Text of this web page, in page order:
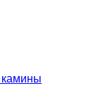
камины